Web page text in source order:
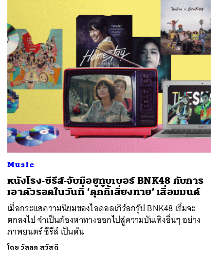
Music
หนังโรง-ซีรีส์-จับมือยูทูบเบอร์ BNK48 กับการ
เอาตัวรอดในวันที่ ‘คุกกี้เสี่ยงทาย’ เสื่อมมนต์
เมื่อกระแสความนิยมของไอดอลเกิร์ลกรุ๊ป BNK48 เริ่มจะ
ตกลงไป จำเป็นต้องหาทางออกไปสู่ความบันเทิงอื่นๆ อย่าง
ภาพยนตร์ ซีรีส์ เป็นต้น
โดยวัลลภ สวัสดี